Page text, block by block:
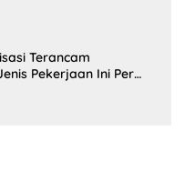
Terancam
Pekerjaan Ini Per